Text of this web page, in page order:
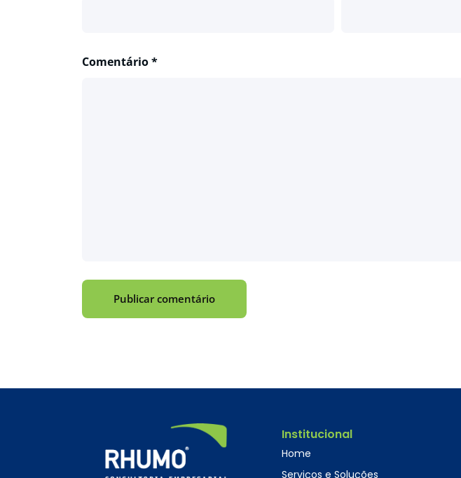
Comentário*
Institucional
Home
Serviços e Soluções